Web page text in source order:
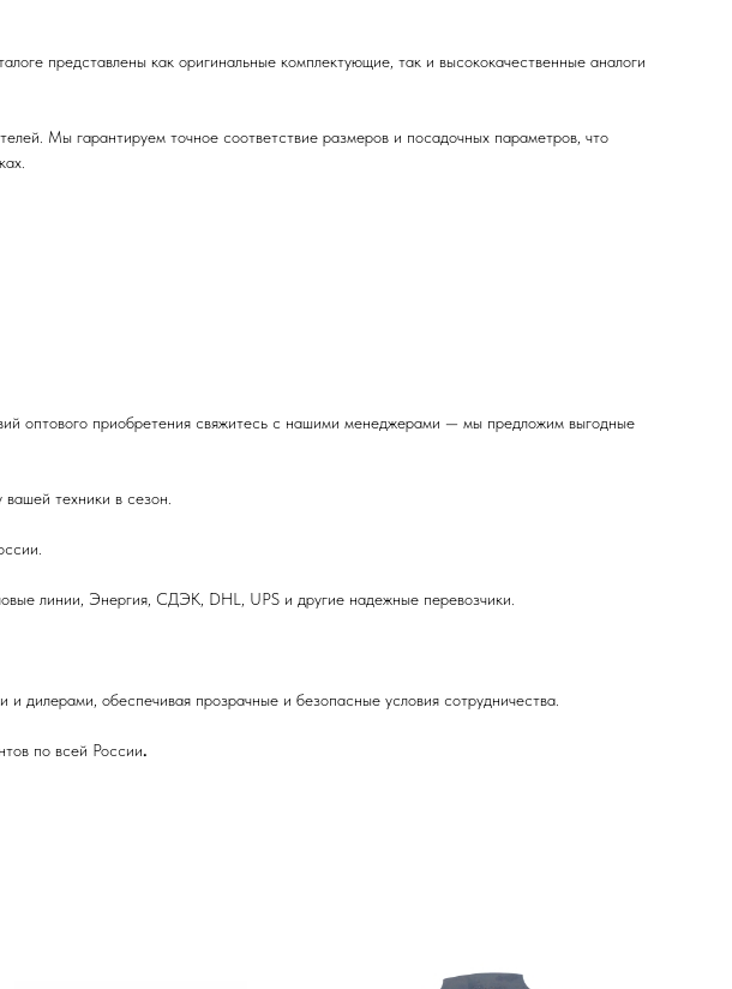
представлены как оригинальные комплектующие, так и высококачественные аналоги
Мы гарантируем точное соответствие размеров и посадочных параметров, что
оптового приобретения свяжитесь с нашими менеджерами — мы предложим выгодные
техники в сезон.
линии, Энергия, СДЭК, DHL, UPS и другие надежные перевозчики.
дилерами, обеспечивая прозрачные и безопасные условия сотрудничества.
по всей России.